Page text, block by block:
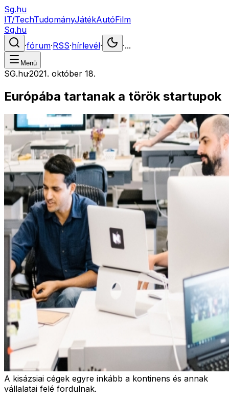
Sg.hu
IT/TechTudományJátékAutóFilm
Sg.hu
·fórum·RSS·hírlevél· ·...
Menü
SG.hu·2021. október 18.
Európába tartanak a török startupok
A kisázsiai cégek egyre inkább a kontinens és annak
vállalatai felé fordulnak.